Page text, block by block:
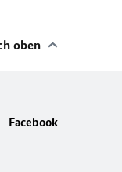
oben
Facebook